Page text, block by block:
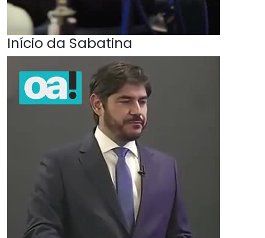
Início da Sabatina